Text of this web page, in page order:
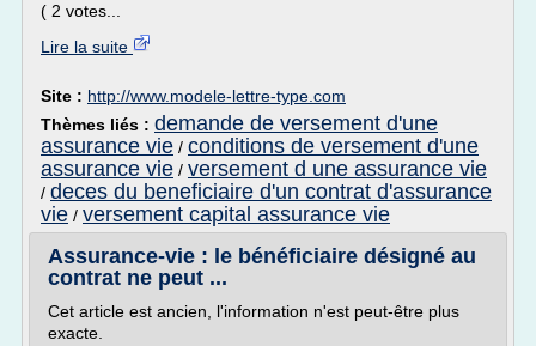
( 2 votes...
Lire la suite
Site : http://www.modele-lettre-type.com
Thèmes liés : demande de versement d'une
assurance vie / conditions de versement d'une
assurance vie / versement d une assurance vie
/ deces du beneficiaire d'un contrat d'assurance
vie / versement capital assurance vie
Assurance-vie : le bénéficiaire désigné au
contrat ne peut ...
Cet article est ancien, l'information n'est peut-être plus
exacte.